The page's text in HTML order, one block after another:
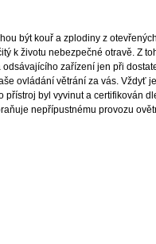
být kouř a zplodiny z
k životu nebezpečné otravě. Z
zařízení jen při
ovládání větrání za vás. Vždyť
byl vyvinut a certifikován
nepřípustnému provozu